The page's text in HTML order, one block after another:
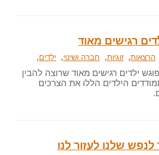
רגישים מאוד
הרצאות, זוגיות, חברה ושינוי, ילדים,
ילדים רגישים מאוד שרוצה להבין
הילדים הללו את הצרכים
שלנו לעזור לנו